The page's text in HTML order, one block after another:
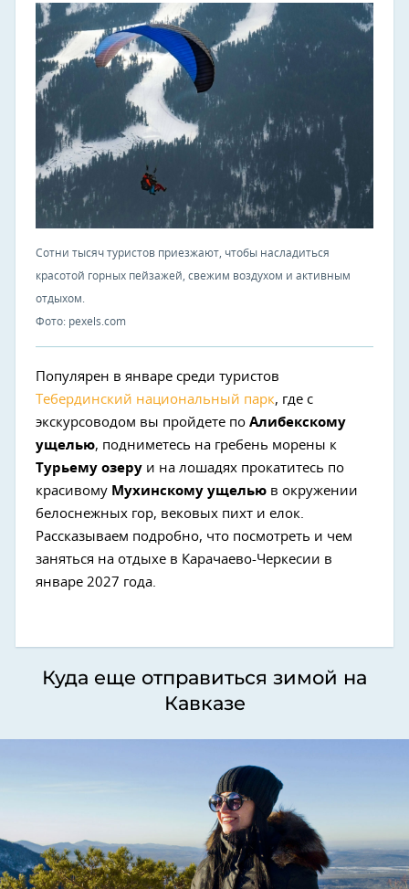
Сотни тысяч туристов приезжают, чтобы насладиться
красотой горных пейзажей, свежим воздухом и активным
отдыхом.
Фото: pexels.com
Популярен в январе среди туристов
Тебердинский национальный парк, где с
экскурсоводом вы пройдете по Алибекскому
ущелью, подниметесь на гребень морены к
Турьему озеру и на лошадях прокатитесь по
красивому Мухинскому ущелью в окружении
белоснежных гор, вековых пихт и елок.
Рассказываем подробно, что посмотреть и чем
заняться на отдыхе в Карачаево-Черкесии в
январе 2027 года.
Куда еще отправиться зимой на
Кавказе